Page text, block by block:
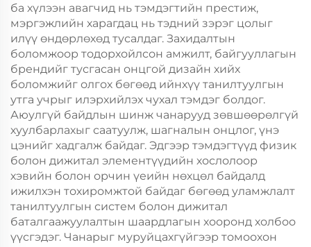
ба хүлээн авагчид нь тэмдэгтийн престиж,
мэргэжлийн харагдац нь тэдний зэрэг цолыг
илүү өндөрлөхөд тусалдаг. Захидалтын
боломжоор тодорхойлсон амжилт, байгууллагын
брендийг тусгасан онцгой дизайн хийх
боломжийг олгох бөгөөд ийнхүү танилтуулгын
утга учрыг илэрхийлэх чухал тэмдэг болдог.
Аюулгүй байдлын шинж чанарууд зөвшөөрөлгүй
хуулбарлахыг саатуулж, шагналын онцлог, үнэ
цэнийг хадгалж байдаг. Эдгээр тэмдэгтүүд физик
болон дижитал элементүүдийн хослолоор
хэвийн болон орчин үеийн нөхцөл байдалд
ижилхэн тохиромжтой байдаг бөгөөд уламжлалт
танилтуулгын систем болон дижитал
баталгаажуулалтын шаардлагын хооронд холбоо
үүсгэдэг. Чанарыг муруйцахгүйгээр томоохон